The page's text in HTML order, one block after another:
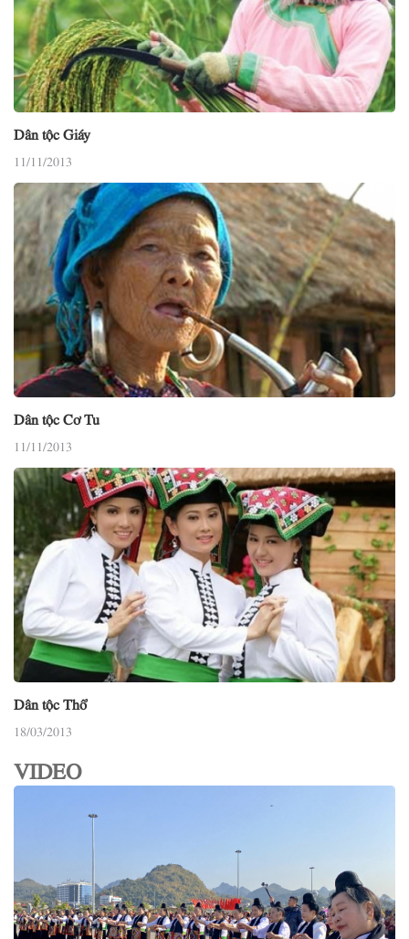
Dân tộc Giáy
11/11/2013
Dân tộc Cơ Tu
11/11/2013
Dân tộc Thổ
18/03/2013
VIDEO